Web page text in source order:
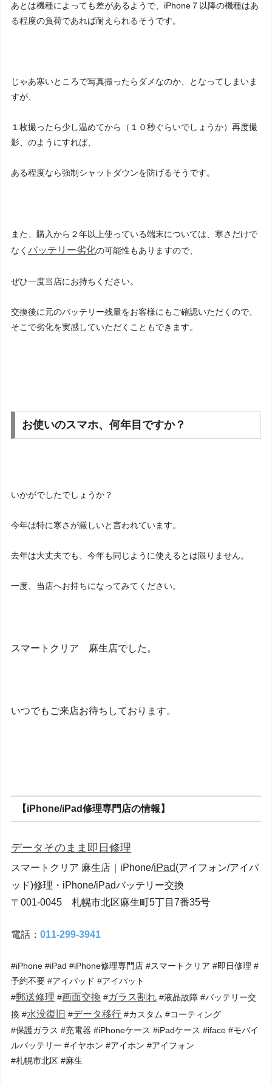
あとは機種によっても差があるようで、iPhone７以降の機種はあ
る程度の負荷であれば耐えられるそうです。
じゃあ寒いところで写真撮ったらダメなのか、となってしまいま
すが、
１枚撮ったら少し温めてから（１０秒ぐらいでしょうか）再度撮
影、のようにすれば、
ある程度なら強制シャットダウンを防げるそうです。
また、購入から２年以上使っている端末については、寒さだけで
なくバッテリー劣化の可能性もありますので、
ぜひ一度当店にお持ちください。
交換後に元のバッテリー残量をお客様にもご確認いただくので、
そこで劣化を実感していただくこともできます。
お使いのスマホ、何年目ですか？
いかがでしたでしょうか？
今年は特に寒さが厳しいと言われています。
去年は大丈夫でも、今年も同じように使えるとは限りません。
一度、当店へお持ちになってみてください。
スマートクリア 麻生店でした。
いつでもご来店お待ちしております。
【iPhone/iPad修理専門店の情報】
データそのまま 即日修理
スマートクリア 麻生店｜iPhone/iPad(アイフォン/アイパ
ッド)修理・iPhone/iPadバッテリー交換
〒001-0045 札幌市北区麻生町5丁目7番35号
電話：011-299-3941
#iPhone #iPad #iPhone修理専門店 #スマートクリア #即日修理 #
予約不要 #アイパッド #アイパット
#郵送修理 #画面交換 #ガラス割れ #液晶故障 #バッテリー交
換 #水没復旧 #データ移行 #カスタム #コーティング
#保護ガラス #充電器 #iPhoneケース #iPadケース #iface #モバイ
ルバッテリー #イヤホン #アイホン #アイフォン
#札幌市北区 #麻生